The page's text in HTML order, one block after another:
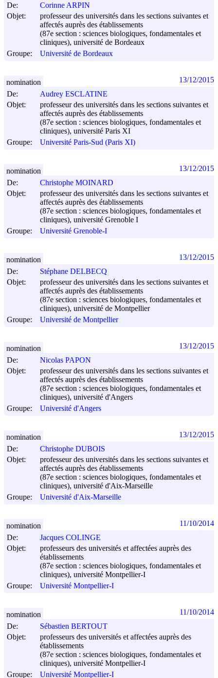
De:
Corinne ARPIN
Objet:
professeur des universités dans les sections suivantes et
affectés auprès des établissements
(87e section : sciences biologiques, fondamentales et
cliniques), université de Bordeaux
Groupe:
Université de Bordeaux
De:
Audrey ESCLATINE
Objet:
professeur des universités dans les sections suivantes et
affectés auprès des établissements
(87e section : sciences biologiques, fondamentales et
cliniques), université Paris XI
Groupe:
Université Paris-Sud (Paris XI)
nomination 13/12/2015
De:
Christophe MOINARD
Objet:
professeur des universités dans les sections suivantes et
affectés auprès des établissements
(87e section : sciences biologiques, fondamentales et
cliniques), université Grenoble I
Groupe:
Université Grenoble-I
nomination 13/12/2015
De:
Stéphane DELBECQ
Objet:
professeur des universités dans les sections suivantes et
affectés auprès des établissements
(87e section : sciences biologiques, fondamentales et
cliniques), université de Montpellier
Groupe:
Université de Montpellier
nomination 13/12/2015
De:
Nicolas PAPON
Objet:
professeur des universités dans les sections suivantes et
affectés auprès des établissements
(87e section : sciences biologiques, fondamentales et
cliniques), université d'Angers
Groupe:
Université d'Angers
nomination 13/12/2015
De:
Christophe DUBOIS
Objet:
professeur des universités dans les sections suivantes et
affectés auprès des établissements
(87e section : sciences biologiques, fondamentales et
cliniques), université d'Aix-Marseille
Groupe:
Université d'Aix-Marseille
nomination 13/12/2015
De:
Jacques COLINGE
Objet:
professeurs des universités et affectées auprès des
établissements
(87e section : sciences biologiques, fondamentales et
cliniques), université Montpellier-I
Groupe:
Université Montpellier-I
nomination 11/10/2014
De:
Sébastien BERTOUT
Objet:
professeurs des universités et affectées auprès des
établissements
(87e section : sciences biologiques, fondamentales et
cliniques), université Montpellier-I
Groupe:
Université Montpellier-I
nomination 11/10/2014